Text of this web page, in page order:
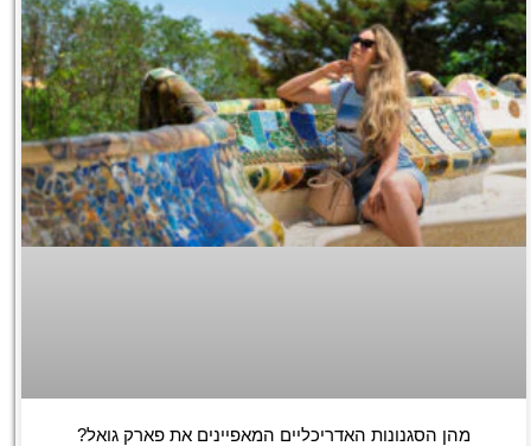
מהן הסגנונות האדריכליים המאפיינים את פארק גואל?